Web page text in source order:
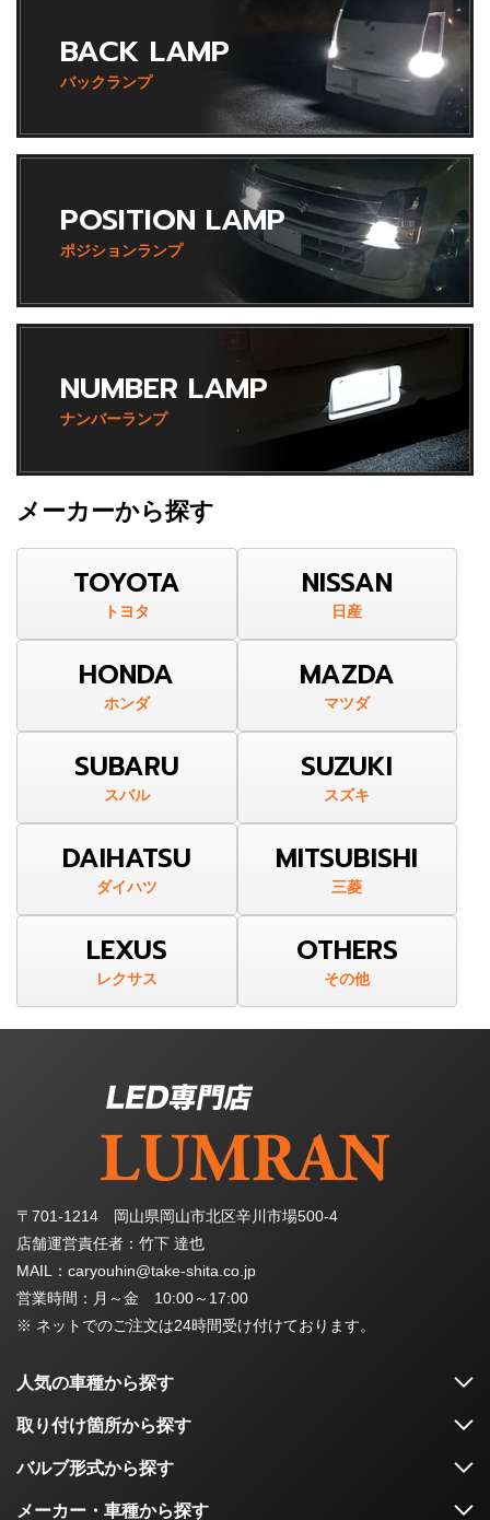
BACK LAMP
バックランプ
POSITION LAMP
ポジションランプ
NUMBER LAMP
ナンバーランプ
メーカーから探す
TOYOTA
トヨタ
NISSAN
日産
HONDA
ホンダ
MAZDA
マツダ
SUBARU
スバル
SUZUKI
スズキ
DAIHATSU
ダイハツ
MITSUBISHI
三菱
LEXUS
レクサス
OTHERS
その他
〒701-1214 岡山県岡山市北区辛川市場500-4
店舗運営責任者：竹下 達也
MAIL：caryouhin@take-shita.co.jp
営業時間：月～金 10:00～17:00
※ ネットでのご注文は24時間受け付けております。
人気の車種から探す
取り付け箇所から探す
バルブ形式から探す
メーカー・車種から探す